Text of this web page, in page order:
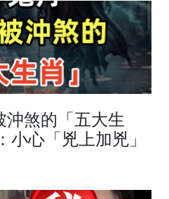
沖煞的「五大生
小心「兇上加兇」